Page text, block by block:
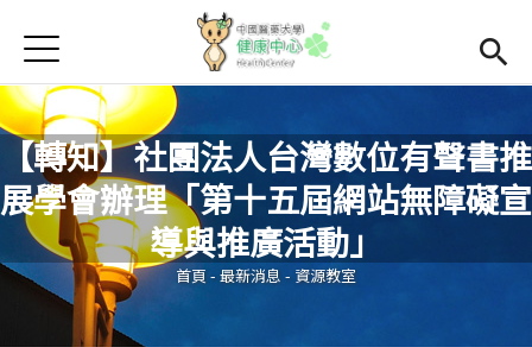
首頁
Open
學務處首頁(link is external)
Open submenu (關於我們)
關於我們
Open submenu (諮商輔導區)
諮商輔導區
Open submenu (資源教室)
資源教室
Open submenu (衛生保健區)
衛生保健區
Jump to Navigation
Jump to Main content
【轉知】社團法人台灣數位有聲書推
展學會辦理「第十五屆網站無障礙宣
導與推廣活動」
您在這裡
首頁- 最新消息 - 資源教室